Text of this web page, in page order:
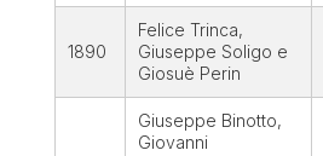
1890
Felice Trinca,
Giuseppe Soligo e
Giosuè Perin
Giuseppe Binotto,
Giovanni